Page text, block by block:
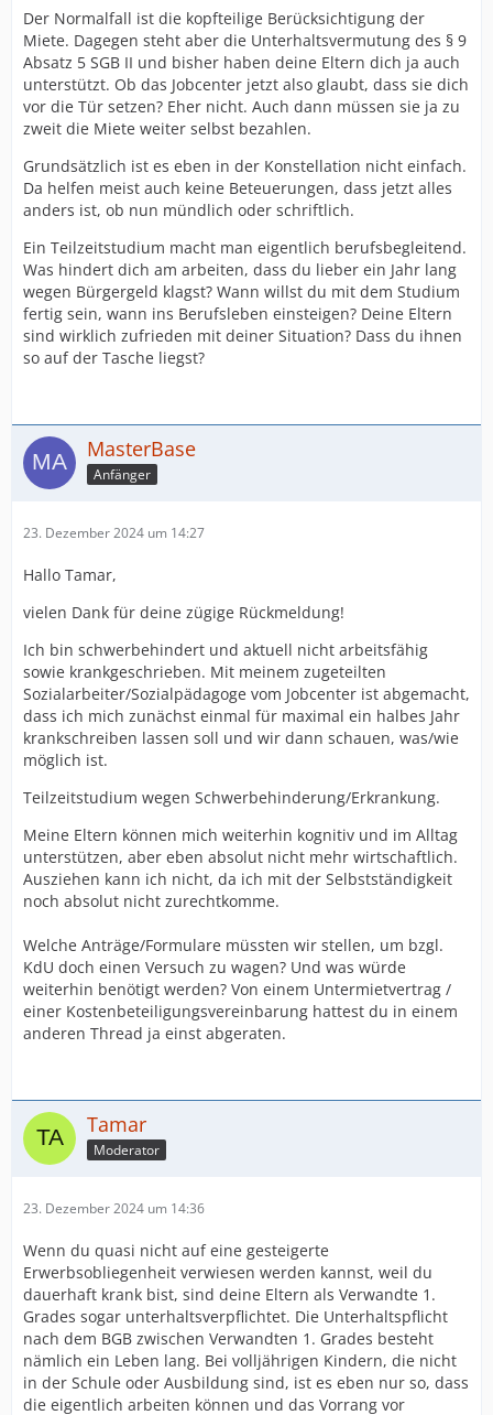
Der Normalfall ist die kopfteilige Berücksichtigung der
Miete. Dagegen steht aber die Unterhaltsvermutung des § 9
Absatz 5 SGB II und bisher haben deine Eltern dich ja auch
unterstützt. Ob das Jobcenter jetzt also glaubt, dass sie dich
vor die Tür setzen? Eher nicht. Auch dann müssen sie ja zu
zweit die Miete weiter selbst bezahlen.
Grundsätzlich ist es eben in der Konstellation nicht einfach.
Da helfen meist auch keine Beteuerungen, dass jetzt alles
anders ist, ob nun mündlich oder schriftlich.
Ein Teilzeitstudium macht man eigentlich berufsbegleitend.
Was hindert dich am arbeiten, dass du lieber ein Jahr lang
wegen Bürgergeld klagst? Wann willst du mit dem Studium
fertig sein, wann ins Berufsleben einsteigen? Deine Eltern
sind wirklich zufrieden mit deiner Situation? Dass du ihnen
so auf der Tasche liegst?
MasterBase
Anfänger
23. Dezember 2024 um 14:27
Hallo Tamar,
vielen Dank für deine zügige Rückmeldung!
Ich bin schwerbehindert und aktuell nicht arbeitsfähig
sowie krankgeschrieben. Mit meinem zugeteilten
Sozialarbeiter/Sozialpädagoge vom Jobcenter ist abgemacht,
dass ich mich zunächst einmal für maximal ein halbes Jahr
krankschreiben lassen soll und wir dann schauen, was/wie
möglich ist.
Teilzeitstudium wegen Schwerbehinderung/Erkrankung.
Meine Eltern können mich weiterhin kognitiv und im Alltag
unterstützen, aber eben absolut nicht mehr wirtschaftlich.
Ausziehen kann ich nicht, da ich mit der Selbstständigkeit
noch absolut nicht zurechtkomme.
Welche Anträge/Formulare müssten wir stellen, um bzgl.
KdU doch einen Versuch zu wagen? Und was würde
weiterhin benötigt werden? Von einem Untermietvertrag /
einer Kostenbeteiligungsvereinbarung hattest du in einem
anderen Thread ja einst abgeraten.
Tamar
Moderator
23. Dezember 2024 um 14:36
Wenn du quasi nicht auf eine gesteigerte
Erwerbsobliegenheit verwiesen werden kannst, weil du
dauerhaft krank bist, sind deine Eltern als Verwandte 1.
Grades sogar unterhaltsverpflichtet. Die Unterhaltspflicht
nach dem BGB zwischen Verwandten 1. Grades besteht
nämlich ein Leben lang. Bei volljährigen Kindern, die nicht
in der Schule oder Ausbildung sind, ist es eben nur so, dass
die eigentlich arbeiten können und das Vorrang vor